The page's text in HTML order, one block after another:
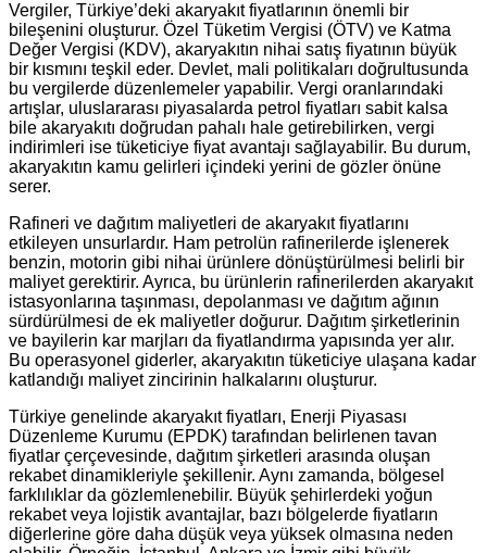
Vergiler, Türkiye’deki akaryakıt fiyatlarının önemli bir
bileşenini oluşturur. Özel Tüketim Vergisi (ÖTV) ve Katma
Değer Vergisi (KDV), akaryakıtın nihai satış fiyatının büyük
bir kısmını teşkil eder. Devlet, mali politikaları doğrultusunda
bu vergilerde düzenlemeler yapabilir. Vergi oranlarındaki
artışlar, uluslararası piyasalarda petrol fiyatları sabit kalsa
bile akaryakıtı doğrudan pahalı hale getirebilirken, vergi
indirimleri ise tüketiciye fiyat avantajı sağlayabilir. Bu durum,
akaryakıtın kamu gelirleri içindeki yerini de gözler önüne
serer.
Rafineri ve dağıtım maliyetleri de akaryakıt fiyatlarını
etkileyen unsurlardır. Ham petrolün rafinerilerde işlenerek
benzin, motorin gibi nihai ürünlere dönüştürülmesi belirli bir
maliyet gerektirir. Ayrıca, bu ürünlerin rafinerilerden akaryakıt
istasyonlarına taşınması, depolanması ve dağıtım ağının
sürdürülmesi de ek maliyetler doğurur. Dağıtım şirketlerinin
ve bayilerin kar marjları da fiyatlandırma yapısında yer alır.
Bu operasyonel giderler, akaryakıtın tüketiciye ulaşana kadar
katlandığı maliyet zincirinin halkalarını oluşturur.
Türkiye genelinde akaryakıt fiyatları, Enerji Piyasası
Düzenleme Kurumu (EPDK) tarafından belirlenen tavan
fiyatlar çerçevesinde, dağıtım şirketleri arasında oluşan
rekabet dinamikleriyle şekillenir. Aynı zamanda, bölgesel
farklılıklar da gözlemlenebilir. Büyük şehirlerdeki yoğun
rekabet veya lojistik avantajlar, bazı bölgelerde fiyatların
diğerlerine göre daha düşük veya yüksek olmasına neden